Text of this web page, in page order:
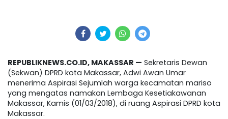
REPUBLIKNEWS.CO.ID, MAKASSAR — Sekretaris Dewan
(Sekwan) DPRD kota Makassar, Adwi Awan Umar
menerima Aspirasi Sejumlah warga kecamatan mariso
yang mengatas namakan Lembaga Kesetiakawanan
Makassar, Kamis (01/03/2018), di ruang Aspirasi DPRD kota
Makassar.